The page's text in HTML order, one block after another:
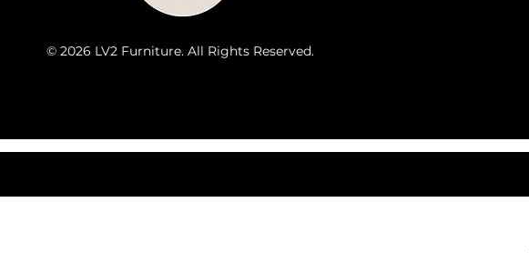
© 2026 LV2 Furniture. All Rights Reserved.